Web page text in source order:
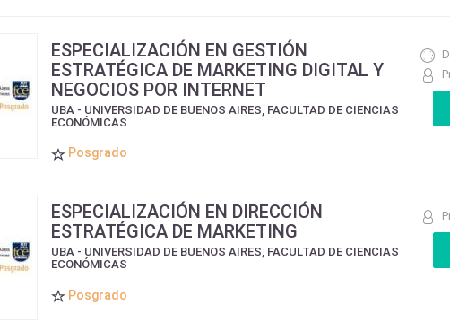
ESPECIALIZACIÓN EN GESTIÓN
ESTRATÉGICA DE MARKETING DIGITAL Y
NEGOCIOS POR INTERNET
UBA - UNIVERSIDAD DE BUENOS AIRES, FACULTAD DE CIENCIAS
ECONÓMICAS
Posgrado
ESPECIALIZACIÓN EN DIRECCIÓN
ESTRATÉGICA DE MARKETING
UBA - UNIVERSIDAD DE BUENOS AIRES, FACULTAD DE CIENCIAS
ECONÓMICAS
Posgrado